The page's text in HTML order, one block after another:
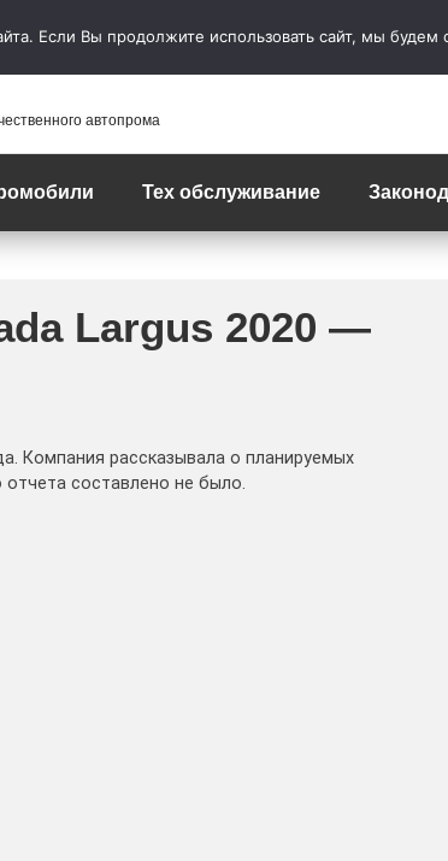
автопрома
Тех обслуживание
Largus 2020 —
Компания рассказывала о планируемых
составлено не было.
Если Вы продолжите использовать сайт, мы будем